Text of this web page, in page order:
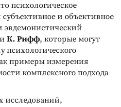
психологическое
и объективное
эвдемонистический
и К. Рифф, которые могут
психологического
примеры измерения
комплексного подхода
исследований,